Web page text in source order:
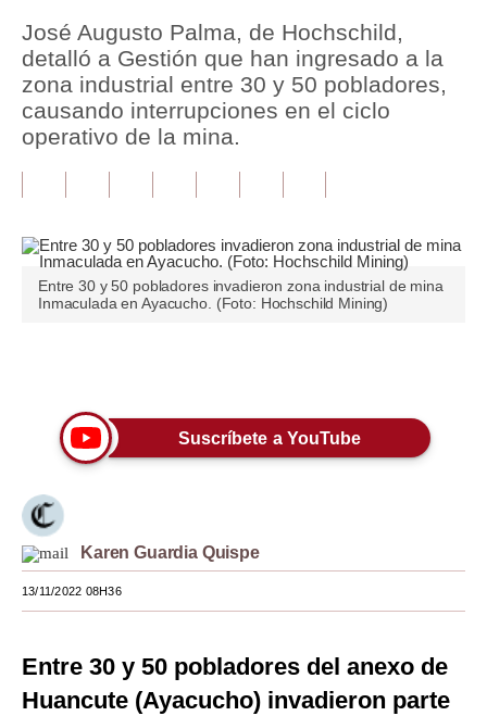
Política
Tu Dinero
Finanzas Personales
Plus G
Opinión
Editorial
Tendencias
Lujo
Viajes
Moda
Estilos
EEUU
José Augusto Palma, de Hochschild,
detalló a Gestión que han ingresado a la
zona industrial entre 30 y 50 pobladores,
causando interrupciones en el ciclo
operativo de la mina.
Entre 30 y 50 pobladores invadieron zona industrial de mina
Inmaculada en Ayacucho. (Foto: Hochschild Mining)
Suscríbete a YouTube
Karen Guardia Quispe
13/11/2022 08H36
Entre 30 y 50 pobladores del anexo de
Huancute (Ayacucho) invadieron parte